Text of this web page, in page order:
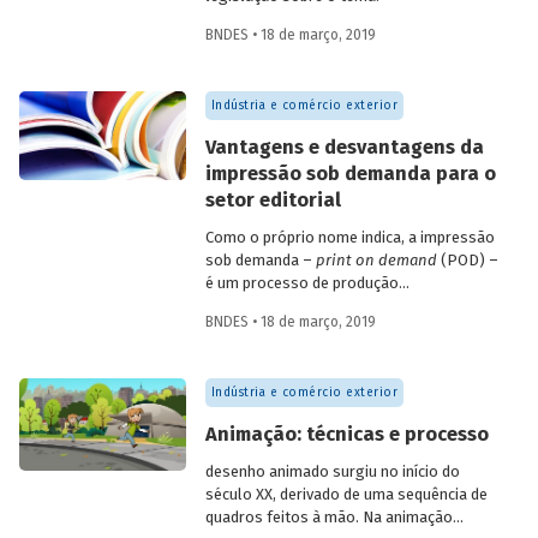
de vista da bibliodiversidade, já que
aumenta a quantidade de novos títulos à
BNDES • 18 de março, 2019
Indústria e comércio exterior
Vantagens e desvantagens da
impressão sob demanda para o
setor editorial
Como o próprio nome indica, a impressão
sob demanda – print on demand(POD) –
é um processo de produção
demanda, ou seja, pelos consumidores. A
quando ele é requerido pelo mercado,
exatamente na quantidade necessária.
Várias empresas oferecem serviços de
POD em diversos países do mundo, como
a Lighting Source – líder mundial desse
serviço, subsidiária da distribuidora
norte-americana Ingram Book Company,
BNDES • 18 de março, 2019
Indústria e comércio exterior
Animação: técnicas e processo
desenho animado surgiu no início do
século XX, derivado de uma sequência de
quadros feitos à mão. Na animação